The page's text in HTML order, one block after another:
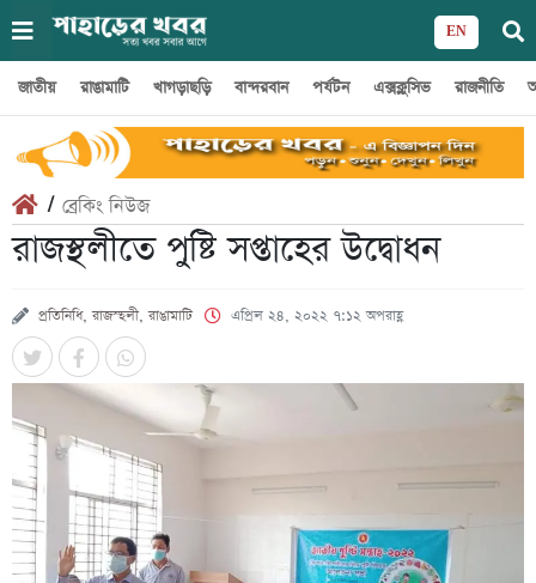
EN
জাতীয় রাঙামাটি খাগড়াছড়ি বান্দরবান পর্যটন এক্সক্লুসিভ রাজনীতি
/ ব্রেকিং নিউজ
রাজস্থলীতে পুষ্টি সপ্তাহের উদ্বোধন
প্রতিনিধি, রাজস্হলী, রাঙামাটি এপ্রিল ২৪, ২০২২ ৭:১২ অপরাহ্ণ